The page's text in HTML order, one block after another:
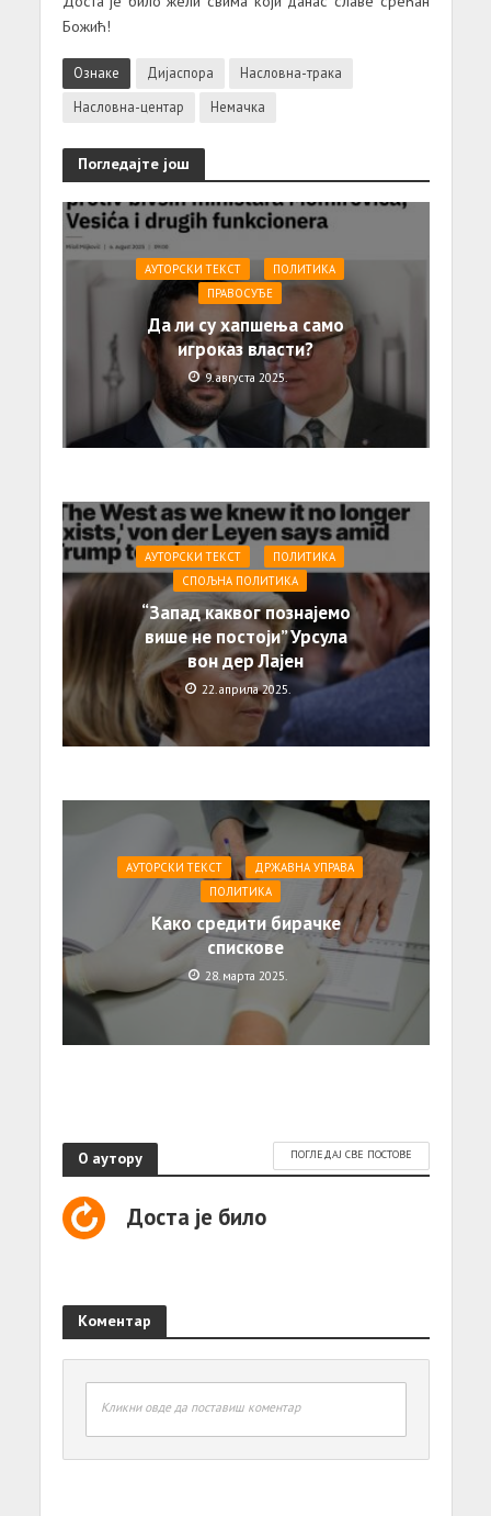
Божић!
Ознаке Дијаспора
Насловна-трака
Насловна-центар
Немачка
Погледајте још
АУТОРСКИ ТЕКСТ
ПОЛИТИКА
ПРАВОСУЂЕ
Да ли су хапшења само
игроказ власти?
9. августа 2025.
АУТОРСКИ ТЕКСТ
ПОЛИТИКА
СПОЉНА ПОЛИТИКА
“Запад каквог познајемо
више не постоји” Урсула
вон дер Лајен
22. априла 2025.
АУТОРСКИ ТЕКСТ
ДРЖАВНА УПРАВА
ПОЛИТИКА
Како средити бирачке
спискове
28. марта 2025.
О аутору ПОГЛЕДАЈ СВЕ ПОСТОВЕ
Доста је било
Коментар
Кликни овде да поставиш коментар